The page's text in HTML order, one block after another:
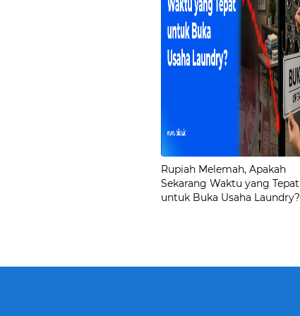
Rupiah Melemah, Apakah
Sekarang Waktu yang Tepat
untuk Buka Usaha Laundry?